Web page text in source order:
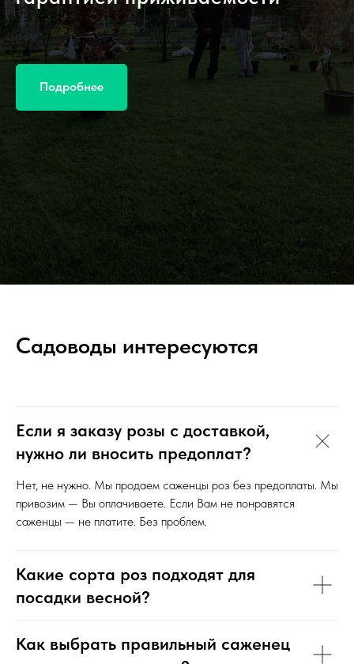
Подробнее
Садоводы интересуются
Если я заказу розы с доставкой,
нужно ли вносить предоплат?
Нет, не нужно. Мы продаем саженцы роз без предоплаты. Мы
привозим — Вы оплачиваете. Если Вам не понравятся
саженцы — не платите. Без проблем.
Какие сорта роз подходят для
посадки весной?
Как выбрать правильный саженец